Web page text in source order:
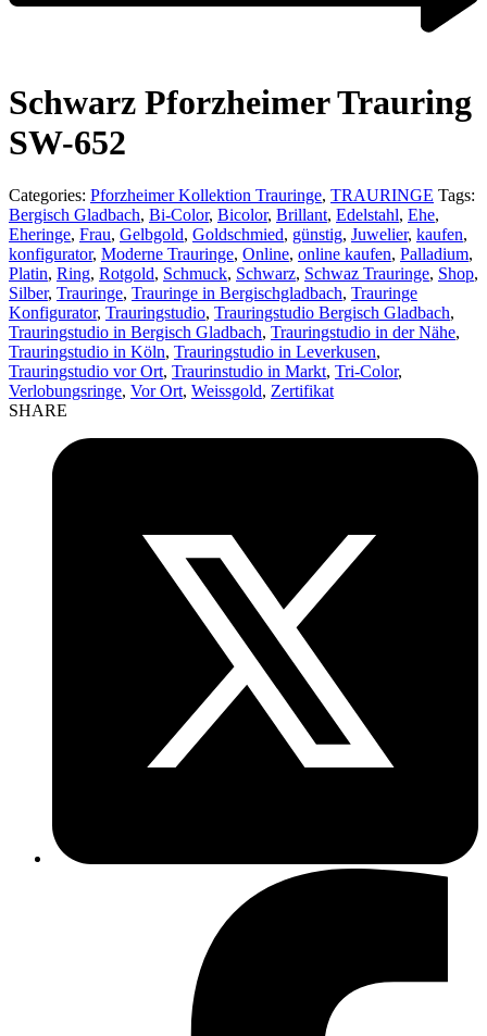
Schwarz Pforzheimer Trauring
SW-652
Categories: Pforzheimer Kollektion Trauringe, TRAURINGE Tags:
Bergisch Gladbach, Bi-Color, Bicolor, Brillant, Edelstahl, Ehe,
Eheringe, Frau, Gelbgold, Goldschmied, günstig, Juwelier, kaufen,
konfigurator, Moderne Trauringe, Online, online kaufen, Palladium,
Platin, Ring, Rotgold, Schmuck, Schwarz, Schwaz Trauringe, Shop,
Silber, Trauringe, Trauringe in Bergischgladbach, Trauringe
Konfigurator, Trauringstudio, Trauringstudio Bergisch Gladbach,
Trauringstudio in Bergisch Gladbach, Trauringstudio in der Nähe,
Trauringstudio in Köln, Trauringstudio in Leverkusen,
Trauringstudio vor Ort, Traurinstudio in Markt, Tri-Color,
Verlobungsringe, Vor Ort, Weissgold, Zertifikat
SHARE